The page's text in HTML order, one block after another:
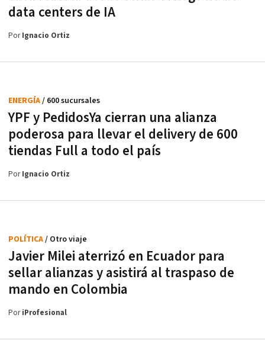
data centers de IA
PorIgnacio Ortiz
YPF y PedidosYa cierran una alianza
poderosa para llevar el delivery de 600
tiendas Full a todo el país
ENERGÍA/ 600 sucursales
PorIgnacio Ortiz
Javier Milei aterrizó en Ecuador para
sellar alianzas y asistirá al traspaso de
mando en Colombia
POLÍTICA/ Otro viaje
PoriProfesional